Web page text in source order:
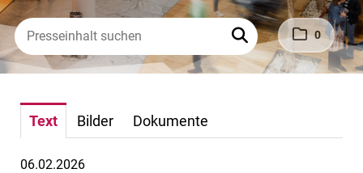
0
Text Bilder Dokumente
06.02.2026